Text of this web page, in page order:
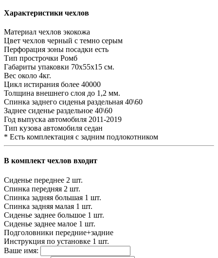
Характеристики чехлов
Материал чехлов экокожа
Цвет чехлов черный с темно серым
Перфорация зоны посадки есть
Тип прострочки Ромб
Габариты упаковки 70х55х15 см.
Вес около 4кг.
Цикл истирания более 40000
Толщина внешнего слоя до 1,2 мм.
Спинка заднего сиденья раздельная 40\60
Заднее сиденье раздельное 40\60
Год выпуска автомобиля 2011-2019
Тип кузова автомобиля седан
* Есть комплектация с задним подлокотником
В комплект чехлов входит
Сиденье переднее 2 шт.
Спинка передняя 2 шт.
Спинка задняя большая 1 шт.
Спинка задняя малая 1 шт.
Сиденье заднее большое 1 шт.
Сиденье заднее малое 1 шт.
Подголовники передние+задние
Инструкция по установке 1 шт.
Ваше имя: